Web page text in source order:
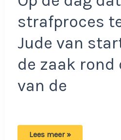
strafproces
Jude van
de zaak rond
van de
Argwaan
Lees meer »